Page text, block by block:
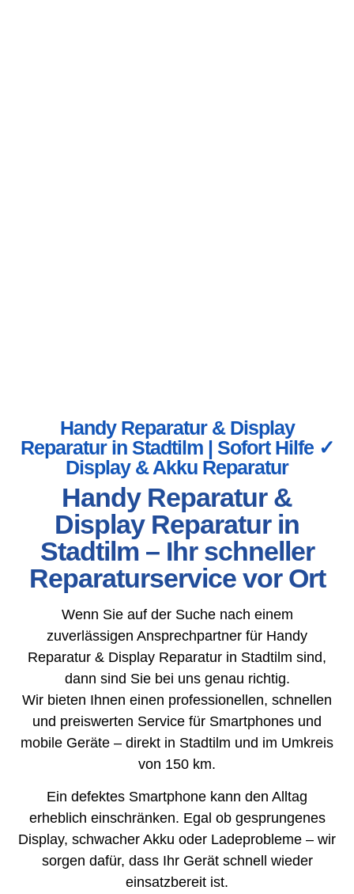
Handy Reparatur & Display
Reparatur in Stadtilm | Sofort Hilfe ✓
Display & Akku Reparatur
Handy Reparatur &
Display Reparatur in
Stadtilm – Ihr schneller
Reparaturservice vor Ort
Wenn Sie auf der Suche nach einem
zuverlässigen Ansprechpartner für Handy
Reparatur & Display Reparatur in Stadtilm sind,
dann sind Sie bei uns genau richtig.
Wir bieten Ihnen einen professionellen, schnellen
und preiswerten Service für Smartphones und
mobile Geräte – direkt in Stadtilm und im Umkreis
von 150 km.
Ein defektes Smartphone kann den Alltag
erheblich einschränken. Egal ob gesprungenes
Display, schwacher Akku oder Ladeprobleme – wir
sorgen dafür, dass Ihr Gerät schnell wieder
einsatzbereit ist.